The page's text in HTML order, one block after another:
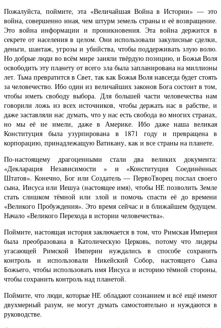
Пожалуйста, поймите, эта «Величайшая Война в Истории» — это
война, совершенно иная, чем штурм земель страны и её возвращение.
Это война информации и проникновения. Эта война держится в
секрете от населения в целом. Они использовали закулисные сделки,
деньги, шантаж, угрозы и убийства, чтобы поддерживать злую волю.
Но добрые люди во всём мире заняли твёрдую позицию, и Божья Воля
освободить эту планету от всего зла была запланирована на миллионы
лет. Тьма превратится в Свет, так как Божья Воля навсегда будет стоять
за человечество. Ибо один из величайших законов Бога состоит в том,
чтобы иметь свободу выбора. Для большей части человечества нам
говорили ложь из всех источников, чтобы держать нас в рабстве, и
даже заставляли нас думать, что у нас есть свобода во многих странах,
но мы её не имели, даже в Америке. Ибо даже наша великая
Конституция была узурпирована в 1871 году и превращена в
корпорацию, принадлежащую Ватикану, как и все страны на планете.
По-настоящему драгоценными стали два великих документа:
«Декларация Независимости » и «Конституция Соединённых
Штатов». Конечно, Бог или Создатель — ПервоТворец послал своего
сына, Иисуса или Иешуа (настоящее имя), чтобы НЕ позволить Земле
стать слишком тёмной или злой и помочь спасти её до времени
«Великого Пробуждения». Это время сейчас и в ближайшем будущем.
Начало «Великого Перехода в истории человечества».
Поймите, настоящая история заключается в том, что Римская Империя
была преобразована в Католическую Церковь, потому что лидеры
угасающей Римской Империи нуждались в способе сохранить
контроль и использовали Никейский Собор, настоящего Сына
Божьего, чтобы использовать имя Иисуса и историю тёмной стороны,
чтобы сохранить контроль над планетой.
Поймите, что люди, которые НЕ обладают сознанием и всё ещё имеют
двухмерный разум, не могут думать самостоятельно и нуждаются в
руководстве.